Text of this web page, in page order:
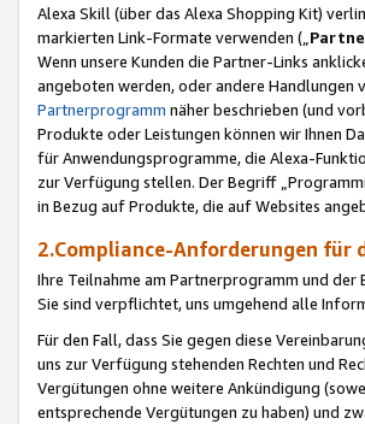
Alexa Skill (über das Alexa Shopping Kit)
markierten Link-Formate verwenden („
Wenn unsere Kunden die Partner-Links
angeboten werden, oder andere
Partnerprogramm näher beschrieben (und
Produkte oder Leistungen können wir Ihnen
für Anwendungsprogramme, die Alexa-
zur Verfügung stellen. Der Begriff
in Bezug auf Produkte, die auf Websites
2.Compliance-Anforderungen
Ihre Teilnahme am Partnerprogramm und
Sie sind verpflichtet, uns umgehend alle
Für den Fall, dass Sie gegen diese
uns zur Verfügung stehenden Rechten und
Vergütungen ohne weitere Ankündigung
entsprechende Vergütungen zu haben) und